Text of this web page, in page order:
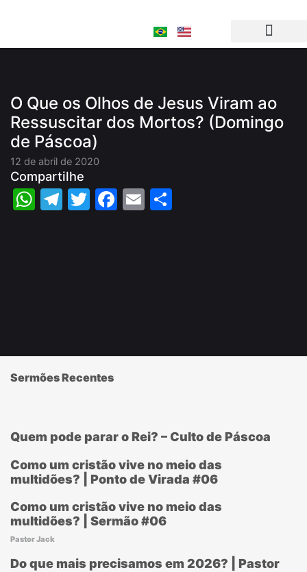
conteúdo
O Que os Olhos de Jesus Viram ao
Ressuscitar dos Mortos? (Domingo
de Páscoa)
12 de abril de 2020
Compartilhe
WhatsApp
Telegram
Twitter
Facebook
Email
Sermões Recentes
Quem pode parar o Rei? – Culto de Páscoa
Como um cristão vive no meio das
multidões? | Ponto de Virada #06
Como um cristão vive no meio das
multidões? | Sermão #06
Pastor Jack
Do que mais precisamos em 2026? | Pastor